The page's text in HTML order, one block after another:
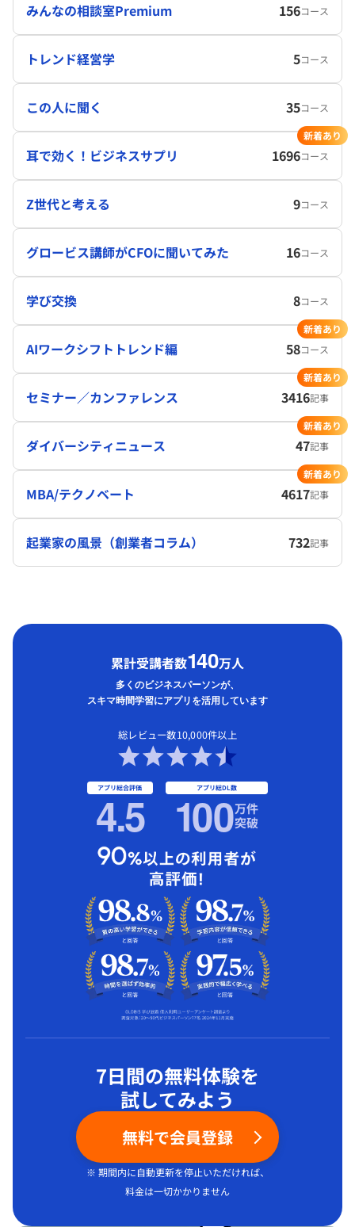
みんなの相談室Premium 156コース
トレンド経営学 5コース
この人に聞く 35コース
耳で効く！ビジネスサプリ 1696コース
新着あり
Z世代と考える 9コース
グロービス講師がCFOに聞いてみた 16コース
学び交換 8コース
AIワークシフトトレンド編 58コース
新着あり
セミナー／カンファレンス 3416記事
新着あり
ダイバーシティニュース 47記事
新着あり
MBA/テクノベート 4617記事
新着あり
起業家の風景（創業者コラム） 732記事
累計受講者数140万人
多くのビジネスパーソンが、
スキマ時間学習にアプリを活用しています
総レビュー数10,000件以上
アプリ総合評価
4.5 アプリ総DL数
100万件
突破
7日間の無料体験を
試してみよう
無料で会員登録
※ 期間内に自動更新を停止いただければ、
料金は一切かかりません